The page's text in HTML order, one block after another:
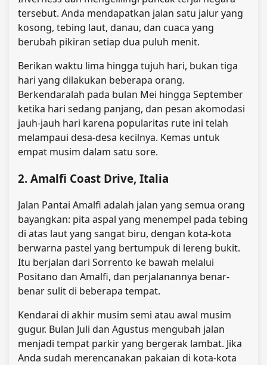
tersebut. Anda mendapatkan jalan satu jalur yang
kosong, tebing laut, danau, dan cuaca yang
berubah pikiran setiap dua puluh menit.
Berikan waktu lima hingga tujuh hari, bukan tiga
hari yang dilakukan beberapa orang.
Berkendaralah pada bulan Mei hingga September
ketika hari sedang panjang, dan pesan akomodasi
jauh-jauh hari karena popularitas rute ini telah
melampaui desa-desa kecilnya. Kemas untuk
empat musim dalam satu sore.
2. Amalfi Coast Drive, Italia
Jalan Pantai Amalfi adalah jalan yang semua orang
bayangkan: pita aspal yang menempel pada tebing
di atas laut yang sangat biru, dengan kota-kota
berwarna pastel yang bertumpuk di lereng bukit.
Itu berjalan dari Sorrento ke bawah melalui
Positano dan Amalfi, dan perjalanannya benar-
benar sulit di beberapa tempat.
Kendarai di akhir musim semi atau awal musim
gugur. Bulan Juli dan Agustus mengubah jalan
menjadi tempat parkir yang bergerak lambat. Jika
Anda sudah merencanakan pakaian di kota-kota